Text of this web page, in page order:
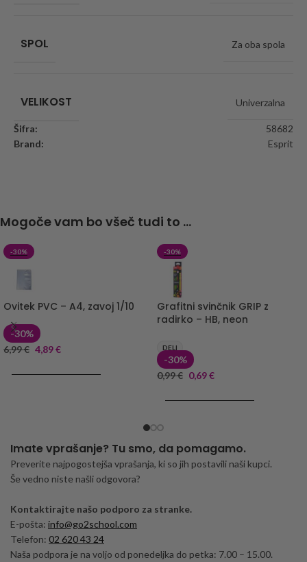
SPOL Za oba spola
VELIKOST Univerzalna
Šifra:
58682
Brand:
Esprit
Mogoče vam bo všeč tudi to ...
-30%
Ovitek PVC – A4, zavoj 1/10
-30%
6,99€ 4,89€
-30%
Grafitni svinčnik GRIP z
radirko – HB, neon
DELI
-30%
0,99€ 0,69€
Imate vprašanje? Tu smo, da pomagamo.
Preverite najpogostejša vprašanja, ki so jih postavili naši kupci.
Še vedno niste našli odgovora?
Kontaktirajte našo podporo za stranke.
E-pošta: info@go2school.com
Telefon: 02 620 43 24
Naša podpora je na voljo od ponedeljka do petka: 7.00 – 15.00.